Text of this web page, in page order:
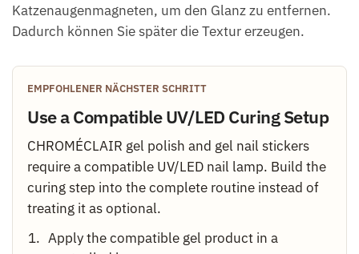
Katzenaugenmagneten, um den Glanz zu entfernen.
Dadurch können Sie später die Textur erzeugen.
EMPFOHLENER NÄCHSTER SCHRITT
Use a Compatible UV/LED Curing Setup
CHROMÉCLAIR gel polish and gel nail stickers
require a compatible UV/LED nail lamp. Build the
curing step into the complete routine instead of
treating it as optional.
Apply the compatible gel product in a